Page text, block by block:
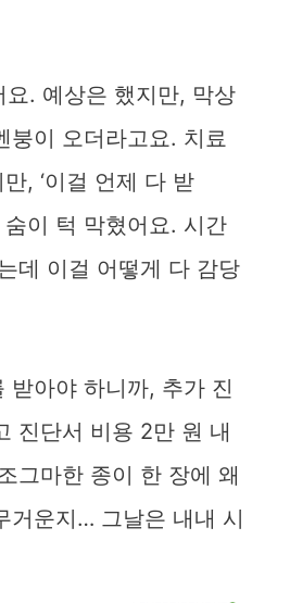
. 예상은 했지만, 막상
붕이 오더라고요. 치료
, ‘이걸 언제 다 받
숨이 턱 막혔어요. 시간
데 이걸 어떻게 다 감당
받아야 하니까, 추가 진
진단서 비용 2만 원 내
그마한 종이 한 장에 왜
거운지… 그날은 내내 시